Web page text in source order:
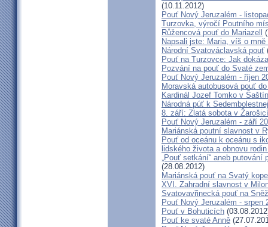
(10.11.2012)
Pouť Nový Jeruzalém -
Turzovka, výročí Poutního
Růžencová pouť do Mariazell
Napsali jste: Maria, víš o mně
Národní Svatováclavská pouť
Pouť na Turzovce: Jak
Pozvání na pouť do Svaté
Pouť Nový Jeruzalém - říjen
Moravská autobusová pouť
Kardinál Jozef Tomko v
Národná púť k
8. září: Zlatá sobota v
Pouť Nový Jeruzalém - září
Mariánská poutní slavnost v
Pouť od oceánu k oceánu s
lidského života a obnovu
„Pouť setkání“ aneb putování
(28.08.2012)
Mariánská pouť na Svatý
XVI. Zahradní slavnost v
Svatovavřinecká pouť na
Pouť Nový Jeruzalém - srpen
Pouť v Bohuticích
Pouť ke svaté Anně